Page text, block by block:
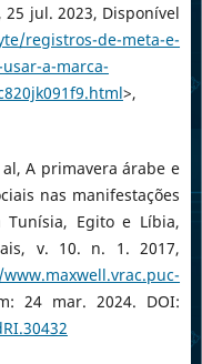
jul. 2023, Disponível
registros-de-meta-e-
a-marca-
>,
al, A primavera árabe e
nas manifestações
Egito e Líbia,
v. 10. n. 1. 2017,
24 mar. 2024. DOI: